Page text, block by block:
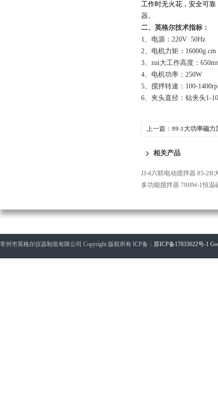
工作时无火花，安全可
器。
二、 英格尔技术指标：
1、电源：220V  50Hz
2、电机力矩：
3、zui大工作高度：
4、电机功率：250W
5、搅拌转速：100-
6、夹头直径：钻夹头1-
上一篇： 99-1大功率磁力
相关产品
JJ-4六联电动搅拌器 85-2B
多功能搅拌器 79HW-1恒温
常州市英格尔仪器制造有限公司 Copyright 版权所有 ICP备： 苏ICP备17033622号-1